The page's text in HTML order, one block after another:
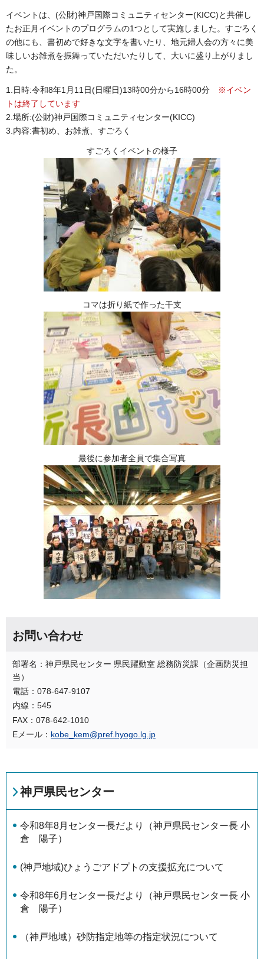
イベントは、(公財)神戸国際コミュニティセンター(KICC)と共催し
たお正月イベントのプログラムの1つとして実施しました。すごろく
の他にも、書初めで好きな文字を書いたり、地元婦人会の方々に美
味しいお雑煮を振舞っていただいたりして、大いに盛り上がりまし
た。
1.日時:令和8年1月11日(日曜日)13時00分から16時00分
※イベン
トは終了しています
2.場所:(公財)神戸国際コミュニティセンター(KICC)
3.内容:書初め、お雑煮、すごろく
すごろくイベントの様子
コマは折り紙で作った干支
最後に参加者全員で集合写真
お問い合わせ
部署名：神戸県民センター 県民躍動室 総務防災課（企画防災担
当）
電話：078-647-9107
内線：545
FAX：078-642-1010
Eメール： kobe_kem@pref.hyogo.lg.jp
神戸県民センター
令和8年8月センター長だより（神戸県民センター長 小
倉 陽子）
(神戸地域)ひょうごアドプトの支援拡充について
令和8年6月センター長だより（神戸県民センター長 小
倉 陽子）
（神戸地域）砂防指定地等の指定状況について